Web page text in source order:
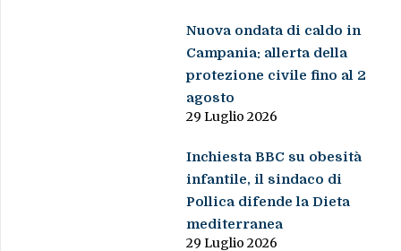
Nuova ondata di caldo in
Campania: allerta della
protezione civile fino al 2
agosto
29 Luglio 2026
Inchiesta BBC su obesità
infantile, il sindaco di
Pollica difende la Dieta
mediterranea
29 Luglio 2026